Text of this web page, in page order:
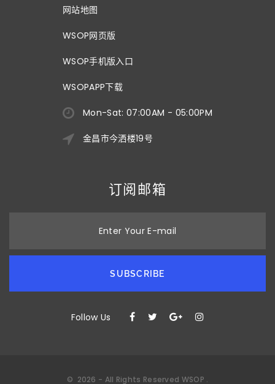
网站地图
WSOP网页版
WSOP手机版入口
WSOPAPP下载
Mon-Sat: 07:00AM - 05:00PM
金昌市今洒楼19号
订阅邮箱
Enter Your E-mail
SUBSCRIBE
Follow Us
© 2026 - All Rights Reserved WSOP .